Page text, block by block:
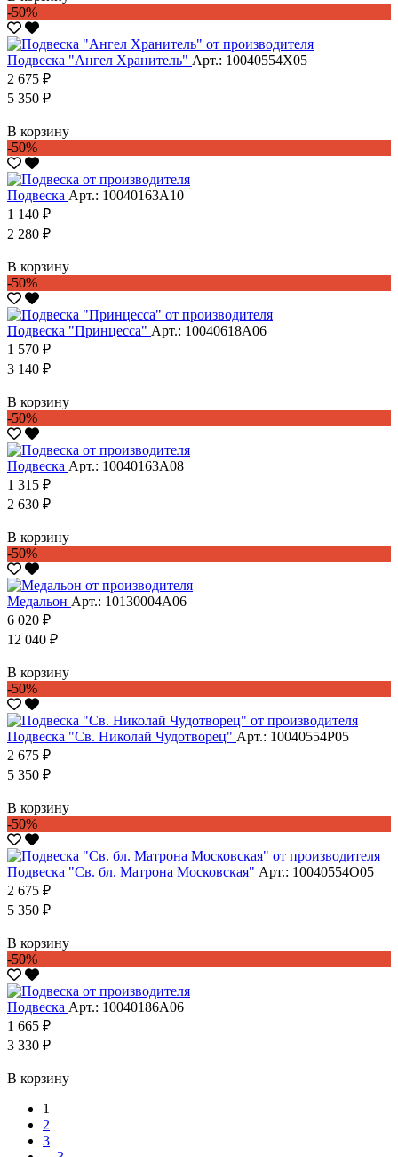
-50%
Подвеска "Ангел Хранитель" Арт.: 10040554Х05
2 675 ₽
5 350 ₽
В корзину
-50%
Подвеска Арт.: 10040163А10
1 140 ₽
2 280 ₽
В корзину
-50%
Подвеска "Принцесса" Арт.: 10040618А06
1 570 ₽
3 140 ₽
В корзину
-50%
Подвеска Арт.: 10040163А08
1 315 ₽
2 630 ₽
В корзину
-50%
Медальон Арт.: 10130004А06
6 020 ₽
12 040 ₽
В корзину
-50%
Подвеска "Св. Николай Чудотворец" Арт.: 10040554Р05
2 675 ₽
5 350 ₽
В корзину
-50%
Подвеска "Св. бл. Матрона Московская" Арт.: 10040554О05
2 675 ₽
5 350 ₽
В корзину
-50%
Подвеска Арт.: 10040186А06
1 665 ₽
3 330 ₽
В корзину
1
2
3